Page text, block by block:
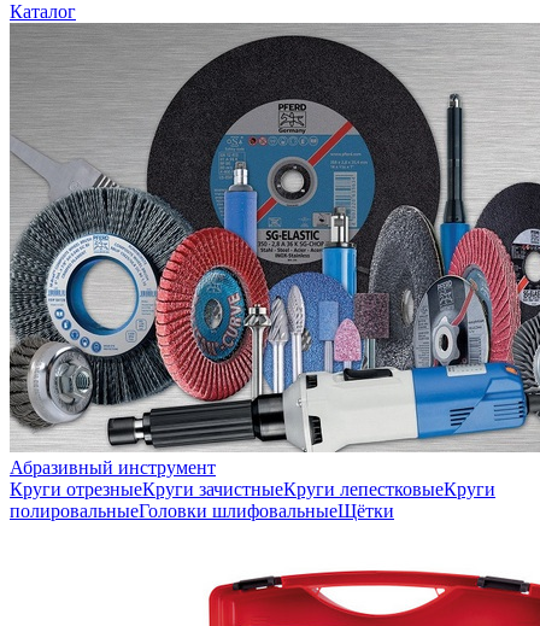
Каталог
Абразивный инструмент
Круги отрезныеКруги зачистныеКруги лепестковыеКруги
полировальныеГоловки шлифовальныеЩётки